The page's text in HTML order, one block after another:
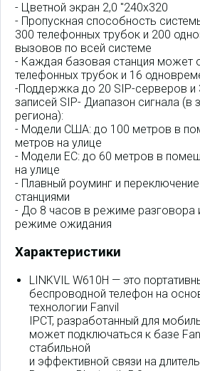
- Цветной экран 2,0 "240x320
- Пропускная способность
300 телефонных трубок и 200
вызовов по всей системе
- Каждая базовая станция может
телефонных трубок и 16
-Поддержка до 20 SIP-серверов и
записей SIP- Диапазон сигнала (в
региона):
- Модели США: до 100 метров в
метров на улице
- Модели ЕС: до 60 метров в
на улице
- Плавный роуминг и
станциями
- До 8 часов в режиме разговора
режиме ожидания
Характеристики
LINKVIL W610H — это
беспроводной телефон на
технологии Fanvil
IPCT, разработанный для
может подключаться к базе
стабильной
и эффективной связи на